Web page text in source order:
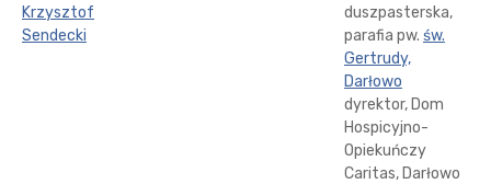
Krzysztof
Sendecki
duszpasterska,
parafia pw. św.
Gertrudy,
Darłowo
dyrektor, Dom
Hospicyjno-
Opiekuńczy
Caritas, Darłowo